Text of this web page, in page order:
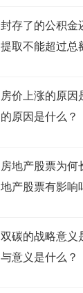
封存了的公积金
提取不能超过总
房价上涨的原因
的原因是什么？
房地产股票为何
地产股票有影响
双碳的战略意义
与意义是什么？